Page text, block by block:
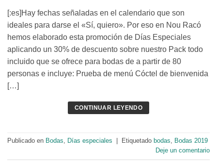
[:es]Hay fechas señaladas en el calendario que son
ideales para darse el «Sí, quiero». Por eso en Nou Racó
hemos elaborado esta promoción de Días Especiales
aplicando un 30% de descuento sobre nuestro Pack todo
incluido que se ofrece para bodas de a partir de 80
personas e incluye: Prueba de menú Cóctel de bienvenida
[…]
CONTINUAR LEYENDO
Publicado en Bodas, Días especiales Etiquetado bodas, Bodas 2019
Deje un comentario